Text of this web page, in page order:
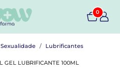
0
Sexualidade Lubrificantes
GEL LUBRIFICANTE 100ML